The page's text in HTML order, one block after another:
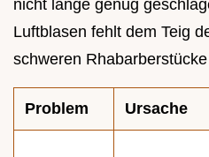
nicht lange genug
Luftblasen fehlt dem Teig
schweren
Problem Ursache